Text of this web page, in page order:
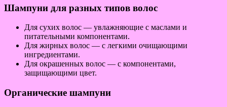
Шампуни для разных типов волос
Для сухих волос — увлажняющие с маслами и
питательными компонентами.
Для жирных волос — с легкими очищающими
ингредиентами.
Для окрашенных волос — с компонентами,
защищающими цвет.
Органические шампуни